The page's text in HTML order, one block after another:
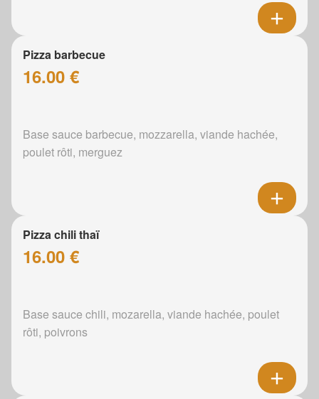
Pizza barbecue
16.00 €
Base sauce barbecue, mozzarella, viande hachée,
poulet rôti, merguez
Pizza chili thaï
16.00 €
Base sauce chili, mozarella, viande hachée, poulet
rôti, poivrons